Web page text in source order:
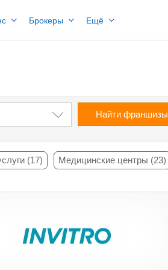
Брокеры Ещё
Найти франшизы
(17) Медицинские центры (23)